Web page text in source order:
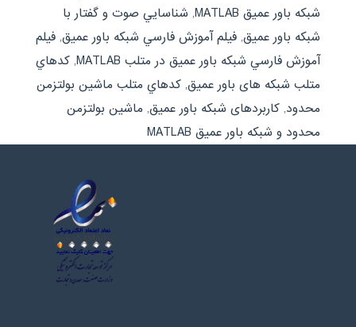
شبكه باور عميق MATLAB
, شناسايي صوت و گفتار با
شبکه باور عمیق, فيلم آموزش فارسي شبکه باور عمیق, فيلم
آموزش فارسي شبکه باور عمیق در متلب MATLAB
, كدهاي
متلب شبکه های باور عمیق, كدهاي متلب ماشین بولتزمن
محدود, کاربردهای شبکه باور عمیق, ماشین بولتزمن
محدود و شبکه باور عمیق MATLAB